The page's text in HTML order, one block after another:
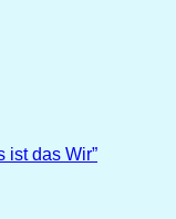
ist das Wir”